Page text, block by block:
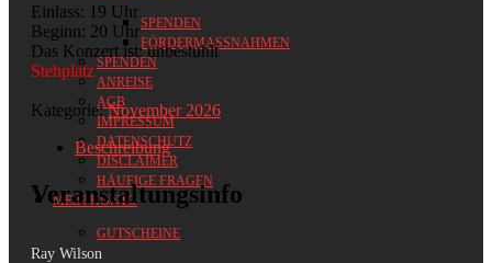
SPENDEN
FÖRDERMASSNAHMEN
SPENDEN
ANREISE
AGB
IMPRESSUM
DATENSCHUTZ
DISCLAIMER
HÄUFIGE FRAGEN
MEIN KONTO
GUTSCHEINE
Einlass: 19 Uhr
Beginn: 20 Uhr
Das Konzert ist: unbestuhlt
Stehplatz
Kategorie:November 2026
Beschreibung
Veranstaltungsinfo
Ray Wilson